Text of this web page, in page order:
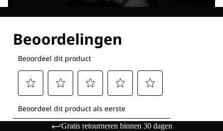
Gratis retourneren binnen 30 dagen